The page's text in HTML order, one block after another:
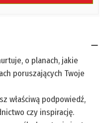
o planach, jakie
poruszających Twoje
właściwą podpowiedź,
czy inspirację.